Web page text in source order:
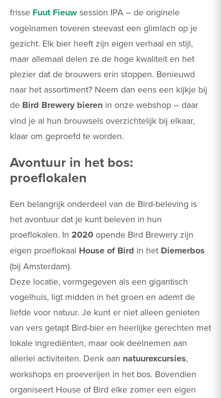
frisse Fuut Fieuw session IPA – de originele
vogelnamen toveren steevast een glimlach op je
gezicht. Elk bier heeft zijn eigen verhaal en stijl,
maar allemaal delen ze de hoge kwaliteit en het
plezier dat de brouwers erin stoppen. Benieuwd
naar het assortiment? Neem dan eens een kijkje bij
de Bird Brewery bieren in onze webshop – daar
vind je al hun brouwsels overzichtelijk bij elkaar,
klaar om geproefd te worden.
Avontuur in het bos:
proeflokalen
Een belangrijk onderdeel van de Bird-beleving is
het avontuur dat je kunt beleven in hun
proeflokalen. In 2020 opende Bird Brewery zijn
eigen proeflokaal House of Bird in het Diemerbos
(bij Amsterdam)​.
Deze locatie, vormgegeven als een gigantisch
vogelhuis, ligt midden in het groen en ademt de
liefde voor natuur. Je kunt er niet alleen genieten
van vers getapt Bird-bier en heerlijke gerechten met
lokale ingrediënten, maar ook deelnemen aan
allerlei activiteiten. Denk aan natuurexcursies,
workshops en proeverijen in het bos​. Bovendien
organiseert House of Bird elke zomer een eigen